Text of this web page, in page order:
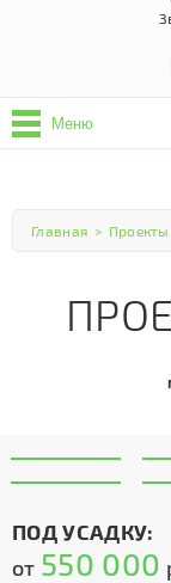
Меню
Главная > Проекты
ПОД УСАДКУ:
от 550 000